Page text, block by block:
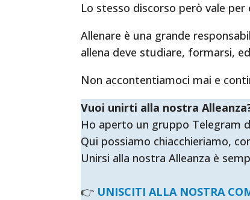
Lo stesso discorso però vale
Allenare è una grande
allena deve studiare, formarsi,
Non accontentiamoci mai e
Vuoi unirti alla nostra
Ho aperto un gruppo Telegram
Qui possiamo chiacchieriamo,
Unirsi alla nostra Alleanza è
👉 UNISCITI ALLA NOSTRA